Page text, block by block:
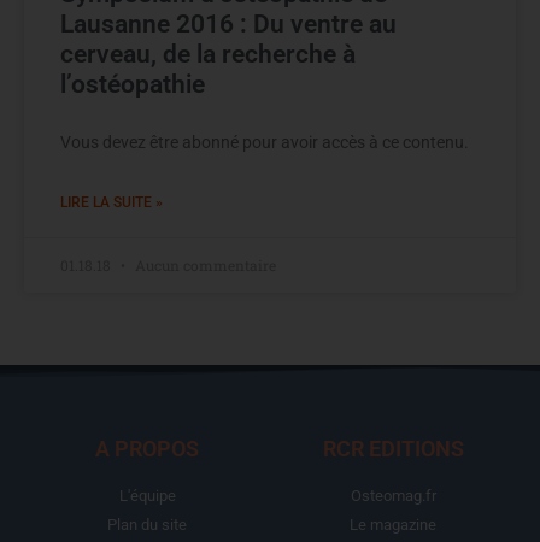
Lausanne 2016 : Du ventre au
cerveau, de la recherche à
l’ostéopathie
Vous devez être abonné pour avoir accès à ce contenu.
LIRE LA SUITE »
A PROPOS
L'équipe
Plan du site
RCR EDITIONS
Osteomag.fr
Le magazine